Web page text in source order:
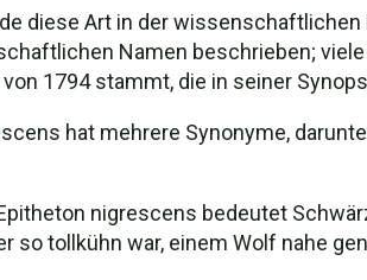
diese Art in der
Namen beschrieben;
1794 stammt, die in seiner
hat mehrere Synonyme,
nigrescens bedeutet
so tollkühn war, einem Wolf nahe